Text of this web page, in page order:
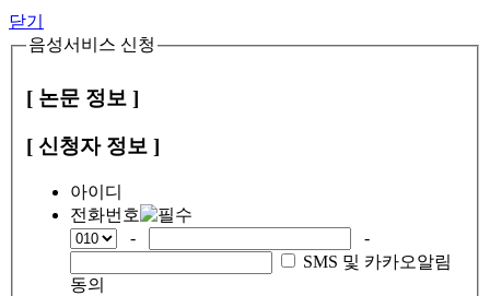
닫기
음성서비스 신청
[ 논문 정보 ]
[ 신청자 정보 ]
아이디
전화번호
-
-
SMS 및 카카오알림
동의